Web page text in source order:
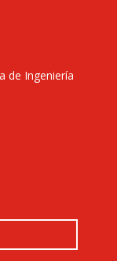
de Ingeniería